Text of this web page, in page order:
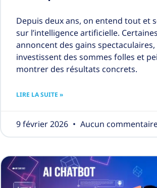
Depuis deux ans, on entend tout et
sur l’intelligence artificielle.
annoncent des gains spectaculaires,
investissent des sommes folles et
montrer des résultats concrets.
LIRE LA SUITE »
9 février 2026 Aucun